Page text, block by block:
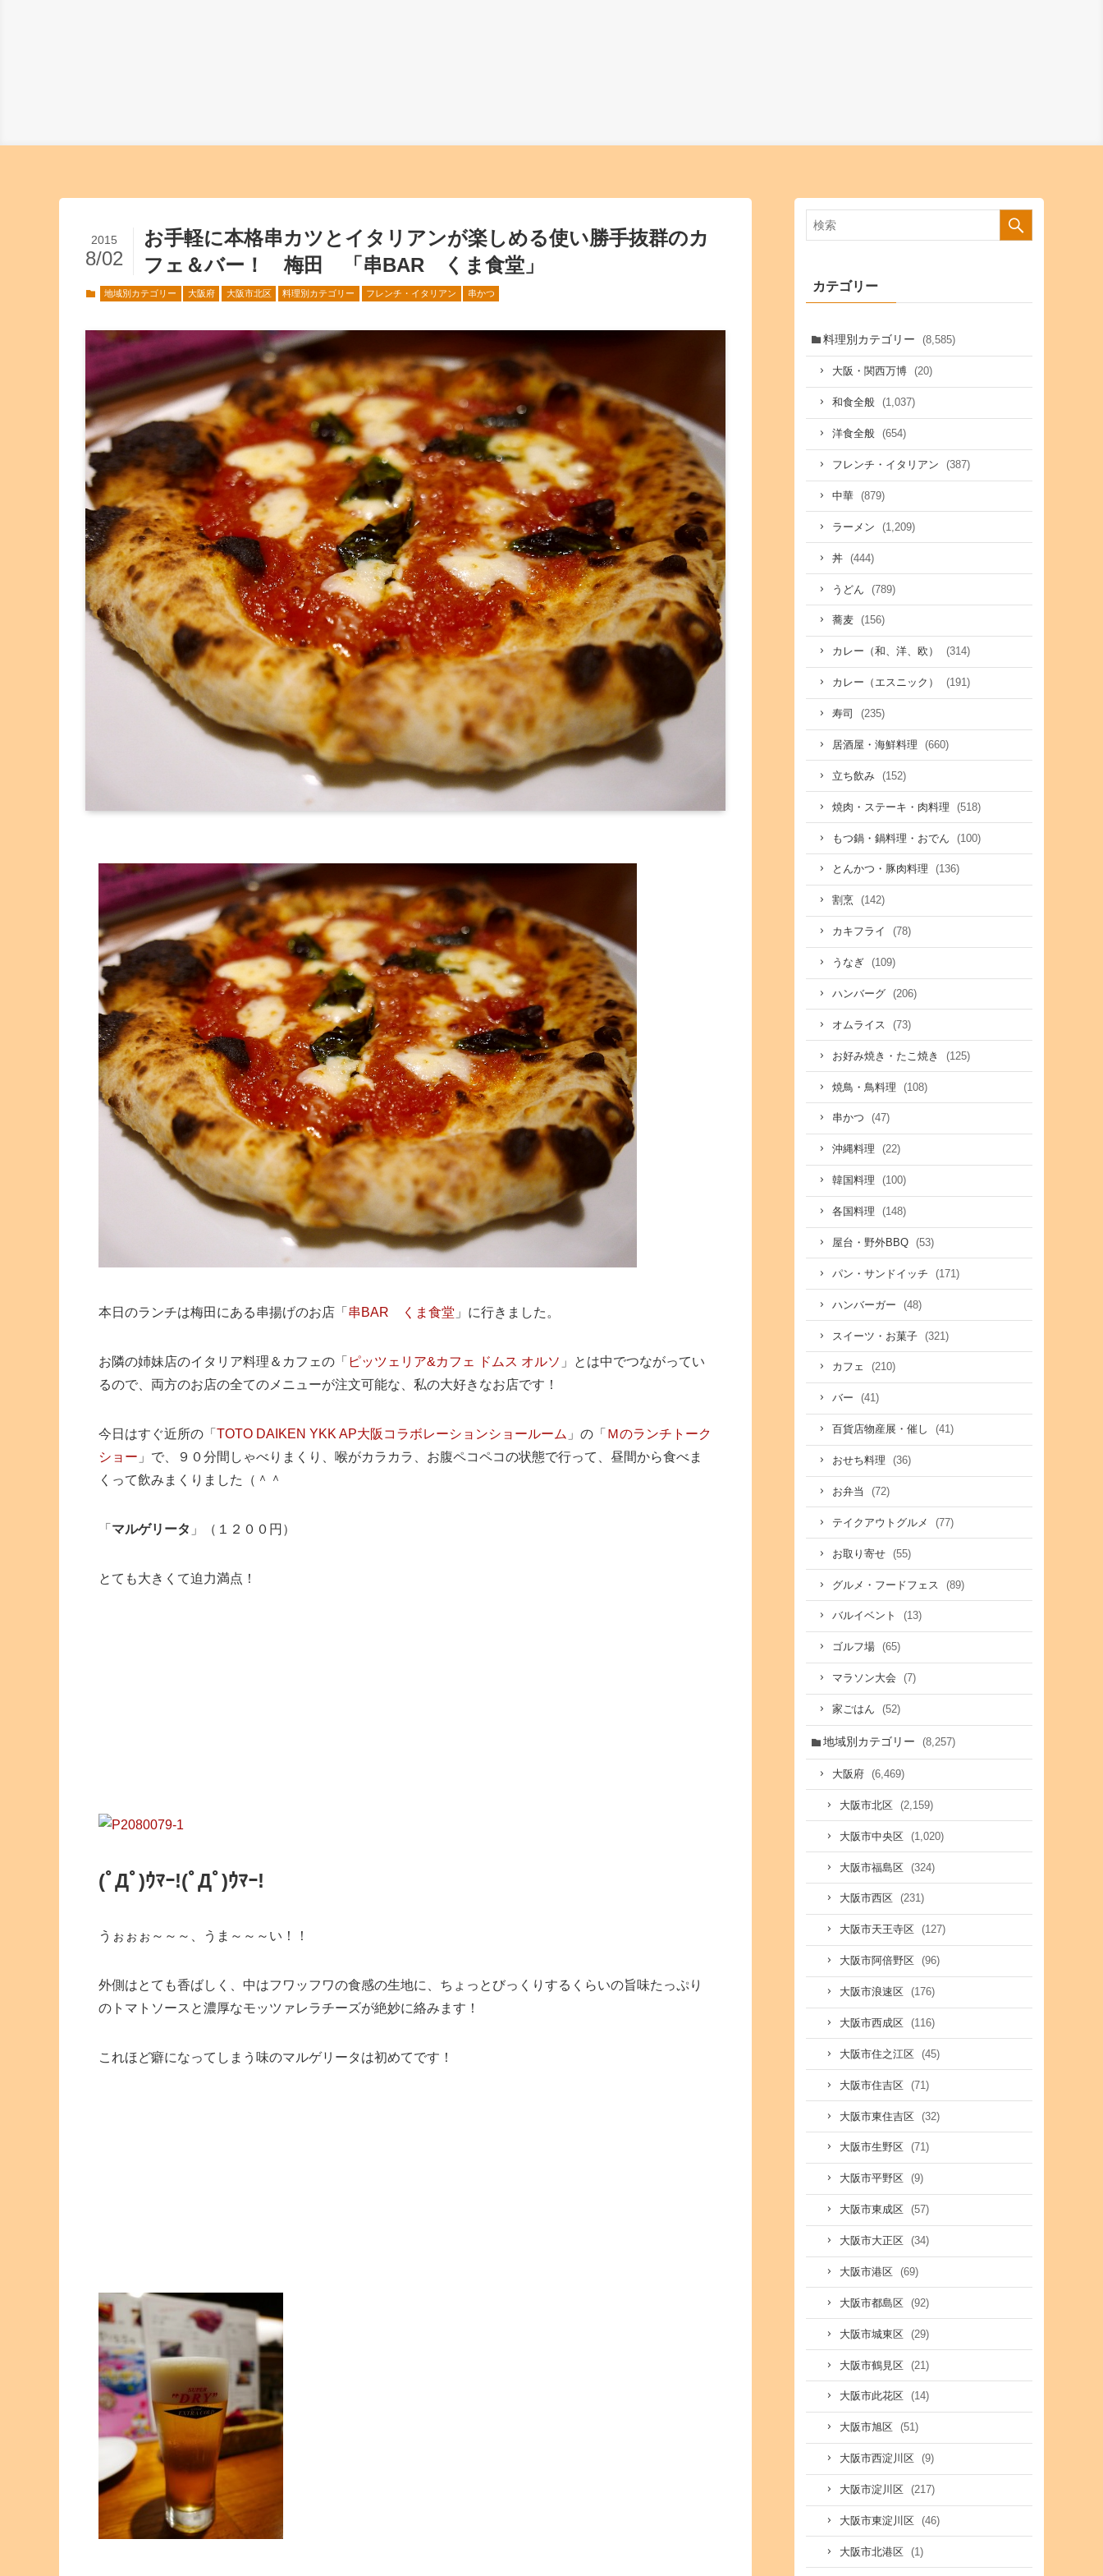
お手軽に本格串カツとイタリアンが楽しめる使い勝手抜群のカ
フェ＆バー！ 梅田 「串BAR くま食堂」
2015
8/02
地域別カテゴリー 大阪府 大阪市北区 料理別カテゴリー フレンチ・イタリアン 串かつ
本日のランチは梅田にある串揚げのお店「 串BAR くま食堂 」に行きました。
お隣の姉妹店のイタリア料理＆カフェの「 ピッツェリア&カフェ ドムス オルソ 」とは中でつながってい
るので、両方のお店の全てのメニューが注文可能な、私の大好きなお店です！
今日はすぐ近所の「 TOTO DAIKEN YKK AP大阪コラボレーションショールーム 」の「 Ｍのランチトーク
ショー 」で、９０分間しゃべりまくり、喉がカラカラ、お腹ペコペコの状態で行って、昼間から食べま
くって飲みまくりました（＾＾
「 マルゲリータ 」（１２００円）
とても大きくて迫力満点！
(ﾟДﾟ)ｳﾏｰ!(ﾟДﾟ)ｳﾏｰ!
うぉぉぉ～～～、うま～～～い！！
外側はとても香ばしく、中はフワッフワの食感の生地に、ちょっとびっくりするくらいの旨味たっぷり
のトマトソースと濃厚なモッツァレラチーズが絶妙に絡みます！
これほど癖になってしまう味のマルゲリータは初めてです！
カテゴリー
料理別カテゴリー (8,585)
大阪・関西万博 (20)
和食全般 (1,037)
洋食全般 (654)
フレンチ・イタリアン (387)
中華 (879)
ラーメン (1,209)
丼 (444)
うどん (789)
蕎麦 (156)
カレー（和、洋、欧） (314)
カレー（エスニック） (191)
寿司 (235)
居酒屋・海鮮料理 (660)
立ち飲み (152)
焼肉・ステーキ・肉料理 (518)
もつ鍋・鍋料理・おでん (100)
とんかつ・豚肉料理 (136)
割烹 (142)
カキフライ (78)
うなぎ (109)
ハンバーグ (206)
オムライス (73)
お好み焼き・たこ焼き (125)
焼鳥・鳥料理 (108)
串かつ (47)
沖縄料理 (22)
韓国料理 (100)
各国料理 (148)
屋台・野外BBQ (53)
パン・サンドイッチ (171)
ハンバーガー (48)
スイーツ・お菓子 (321)
カフェ (210)
バー (41)
百貨店物産展・催し (41)
おせち料理 (36)
お弁当 (72)
テイクアウトグルメ (77)
お取り寄せ (55)
グルメ・フードフェス (89)
バルイベント (13)
ゴルフ場 (65)
マラソン大会 (7)
家ごはん (52)
地域別カテゴリー (8,257)
大阪府 (6,469)
大阪市北区 (2,159)
大阪市中央区 (1,020)
大阪市福島区 (324)
大阪市西区 (231)
大阪市天王寺区 (127)
大阪市阿倍野区 (96)
大阪市浪速区 (176)
大阪市西成区 (116)
大阪市住之江区 (45)
大阪市住吉区 (71)
大阪市東住吉区 (32)
大阪市生野区 (71)
大阪市平野区 (9)
大阪市東成区 (57)
大阪市大正区 (34)
大阪市港区 (69)
大阪市都島区 (92)
大阪市城東区 (29)
大阪市鶴見区 (21)
大阪市此花区 (14)
大阪市旭区 (51)
大阪市西淀川区 (9)
大阪市淀川区 (217)
大阪市東淀川区 (46)
大阪市北港区 (1)